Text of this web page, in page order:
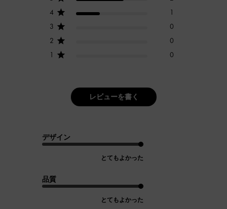
4
1
3
0
2
0
1
0
レビューを書く
デザイン
とてもよかった
品質
とてもよかった